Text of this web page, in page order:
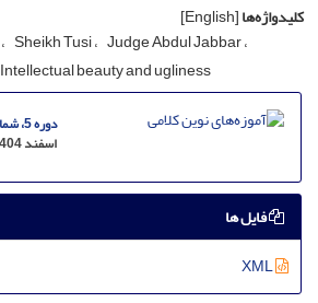
کلیدواژه‌ها[English]
Sheikh Tusi Judge Abdul Jabbar
Intellectual beauty and ugliness
دوره 5، شماره 2 - شماره پیاپی 8
اسفند 1404
فایل ها